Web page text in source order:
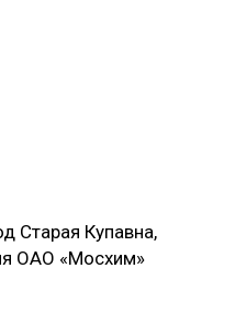
Старая Купавна,
ОАО «Мосхим»